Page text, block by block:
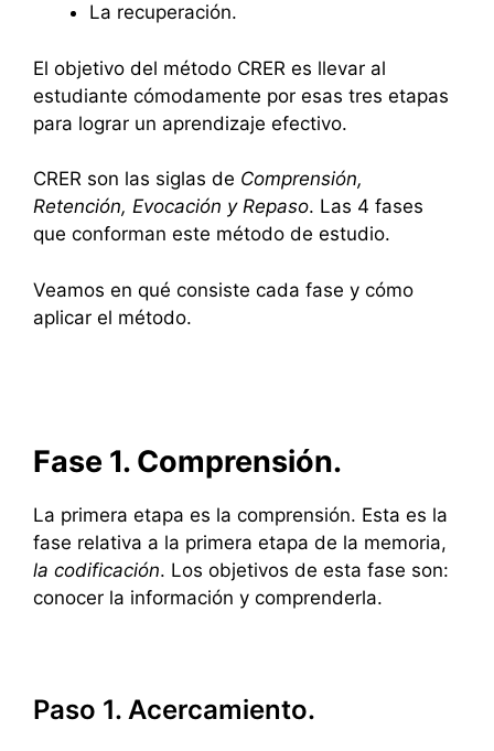
La recuperación.
El objetivo del método CRER es llevar al
estudiante cómodamente por esas tres etapas
para lograr un aprendizaje efectivo.
CRER son las siglas de Comprensión,
Retención, Evocación y Repaso. Las 4 fases
que conforman este método de estudio.
Veamos en qué consiste cada fase y cómo
aplicar el método.
Fase 1. Comprensión.
La primera etapa es la comprensión. Esta es la
fase relativa a la primera etapa de la memoria,
la codificación. Los objetivos de esta fase son:
conocer la información y comprenderla.
Paso 1. Acercamiento.